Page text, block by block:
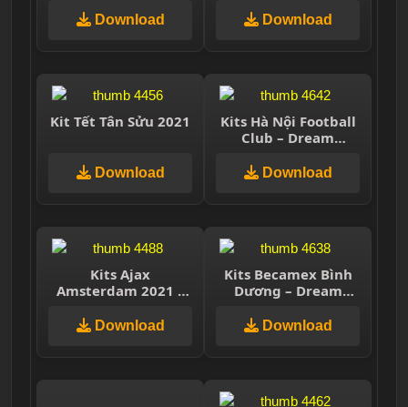
Download Download
Kit Tết Tân Sửu 2021
Download
Kits Hà Nội Football
Club – Dream
Download
Kits Ajax
Amsterdam 2021 –
Soccer 2021
Download
Kits Becamex Bình
Dương – Dream
Download